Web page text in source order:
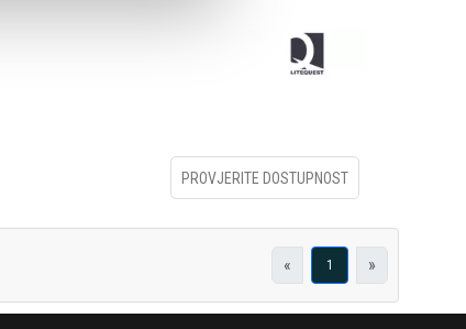
PROVJERITE DOSTUPNOST
« 1 »